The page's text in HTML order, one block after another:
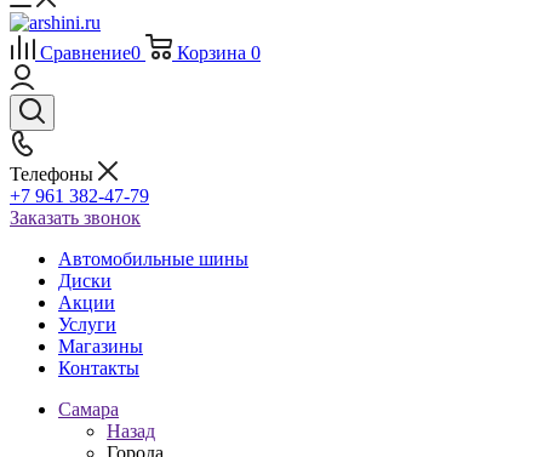
Сравнение0 Корзина 0
Телефоны
+7 961 382-47-79
Заказать звонок
Автомобильные шины
Диски
Акции
Услуги
Магазины
Контакты
Самара
Назад
Города